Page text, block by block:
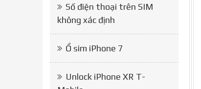
Số điện thoại trên SIM
không xác định
Ổ sim iPhone 7
Unlock iPhone XR T-